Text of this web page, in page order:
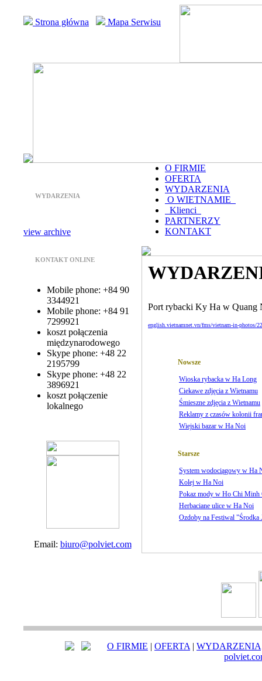
Strona główna Mapa Serwisu
WYDARZENIA
view archive
KONTAKT ONLINE
Mobile phone: +84 90
3344921
Mobile phone: +84 91
7299921
koszt połączenia
międzynarodowego
Skype phone: +48 22
2195799
Skype phone: +48 22
3896921
koszt połączenie
lokalnego
Email: biuro@polviet.com
O FIRMIE
OFERTA
WYDARZENIA
O WIETNAMIE
Klienci
PARTNERZY
KONTAKT
Port rybacki Ky Ha w Quang
english.vietnamnet.vn/fms/vietnam-in-photos/
Nowsze
Wioska rybacka w Ha Long
Ciekawe zdjęcia z Wietnamu
Śmieszne zdjęcia z Wietnamu
Reklamy z czasów kolonii
Wiejski bazar w Ha Noi
Starsze
System wodociągowy w Ha
Kolej w Ha Noi
Pokaz mody w Ho Chi Minh
Herbaciane ulice w Ha Noi
Ozdoby na Festiwal "Środka
O FIRMIE | OFERTA | WYDARZENIA